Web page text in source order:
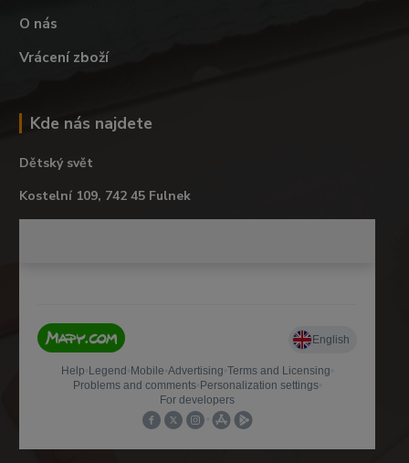
O nás
Vrácení zboží
Kde nás najdete
Dětský svět
Kostelní 109, 742 45 Fulnek